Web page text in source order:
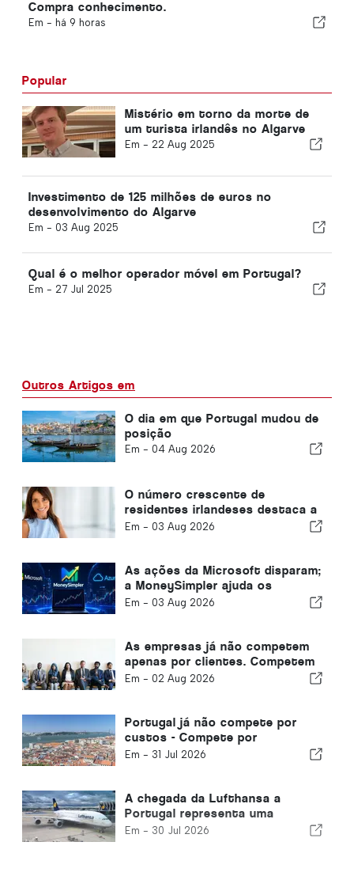
Compra conhecimento.
Em - há 9 horas
Popular
Mistério em torno da morte de
um turista irlandês no Algarve
Em - 22 Aug 2025
Investimento de 125 milhões de euros no
desenvolvimento do Algarve
Em - 03 Aug 2025
Qual é o melhor operador móvel em Portugal?
Em - 27 Jul 2025
Outros Artigos em
O dia em que Portugal mudou de
posição
Em - 04 Aug 2026
O número crescente de
residentes irlandeses destaca a
transformação do Algarve num
Em - 03 Aug 2026
As ações da Microsoft disparam;
a MoneySimpler ajuda os
investidores a gerar
com IA
Em - 03 Aug 2026
As empresas já não competem
apenas por clientes. Competem
por talento.
Em - 02 Aug 2026
Portugal já não compete por
custos - Compete por
ecossistemas.
Em - 31 Jul 2026
A chegada da Lufthansa a
Portugal representa uma
oportunidade
Em - 30 Jul 2026